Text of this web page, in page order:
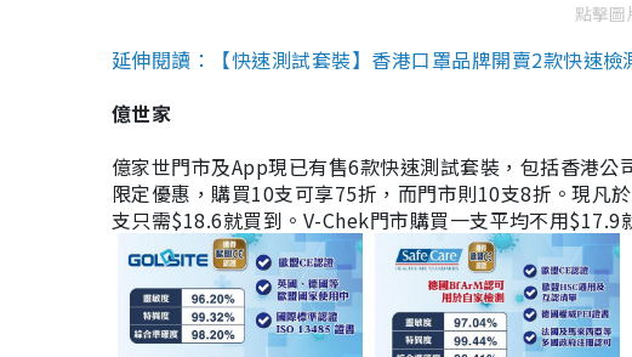
點擊圖
延伸閱讀：【快速測試套裝】香港口罩品牌開賣2款快速
億世家
億家世門市及App現已有售6款快速測試套裝，包括香港
限定優惠，購買10支可享75折，而門市則10支8折。現
支只需$18.6就買到。V-Chek門市購買一支平均不用$17.9